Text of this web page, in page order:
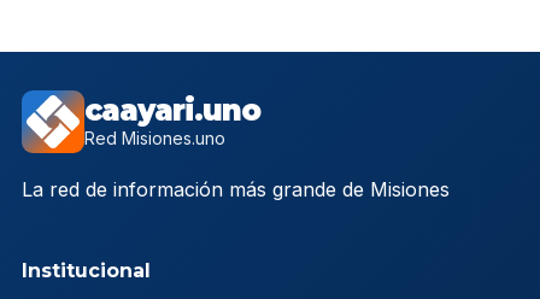
caayari.uno
Red Misiones.uno
La red de información más grande de Misiones
Institucional